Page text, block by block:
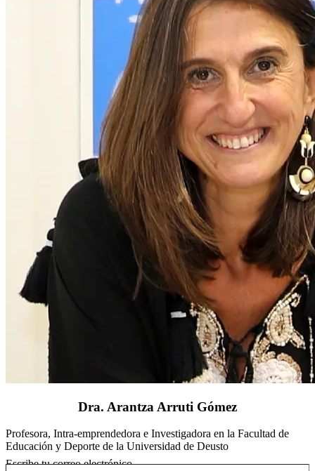
Dra. Arantza Arruti Gómez
Profesora, Intra-emprendedora e Investigadora en la Facultad de
Educación y Deporte de la Universidad de Deusto
Escribe tu correo electrónico…